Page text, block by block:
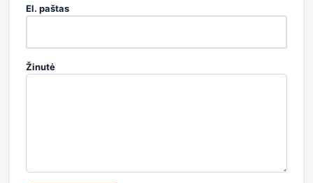
El. paštas
Žinutė